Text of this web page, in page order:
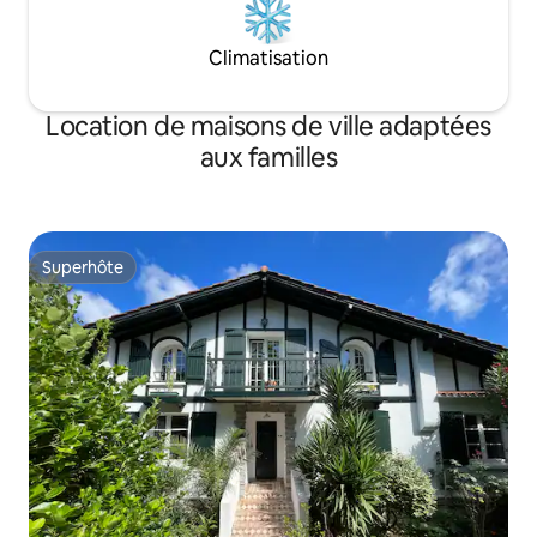
Climatisation
Location de maisons de ville adaptées
aux familles
Superhôte
Superhôte